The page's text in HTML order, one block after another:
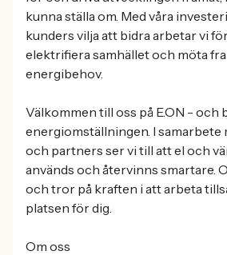
kunna ställa om. Med våra
kunders vilja att bidra arbetar vi
elektrifiera samhället och möta
energibehov.
Välkommen till oss på E.ON - och
energiomställningen. I samarbete
och partners ser vi till att el och
används och återvinns smartare.
och tror på kraften i att arbeta
platsen för dig.
Om oss